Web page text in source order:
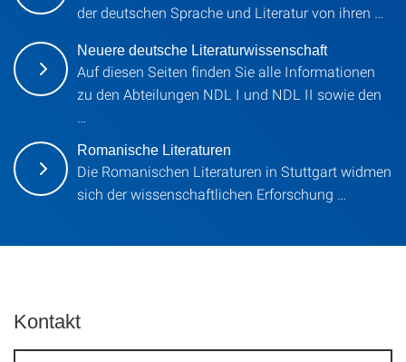
der deutschen Sprache und Literatur von ihren …
Neuere deutsche Literaturwissenschaft
Auf diesen Seiten finden Sie alle Informationen
zu den Abteilungen NDL I und NDL II sowie den
…
Romanische Literaturen
Die Romanischen Literaturen in Stuttgart widmen
sich der wissenschaftlichen Erforschung …
Kontakt